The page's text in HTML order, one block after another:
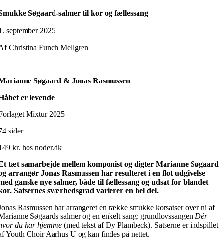
Søgaard-salmer til kor og fællessang
september 2025
Christina Funch Mellgren
Søgaard & Jonas Rasmussen
er levende
Mixtur 2025
sider
kr. hos noder.dk
tæt samarbejde mellem komponist og digter Marianne Søgaard
arrangør Jonas Rasmussen har resulteret i en flot udgivelse
ganske nye salmer, både til fællessang og udsat for blandet
Satsernes sværhedsgrad varierer en hel del.
Rasmussen har arrangeret en række smukke korsatser over ni af
Søgaards salmer og en enkelt sang: grundlovssangen Dér
du har hjemme (med tekst af Dy Plambeck). Satserne er indspillet
Youth Choir Aarhus U og kan findes på nettet.